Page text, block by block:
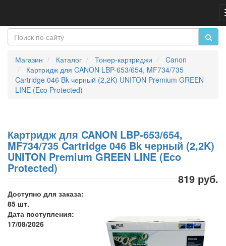
Магазин Каталог Тонер-картриджи
Canon
Картридж для CANON LBP-653/654, MF734/735
Cartridge 046 Bk черный (2,2K) UNITON Premium GREEN
LINE (Eco Protected)
Картридж для CANON LBP-653/654,
MF734/735 Cartridge 046 Bk черный (2,2K)
UNITON Premium GREEN LINE (Eco
Protected)
819 руб.
Доступно для заказа:
85 шт.
Дата поступления:
17/08/2026